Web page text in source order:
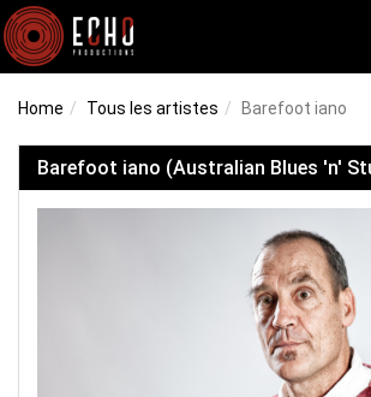
Home Tous les artistes Barefoot iano
Barefoot iano (Australian Blues 'n'